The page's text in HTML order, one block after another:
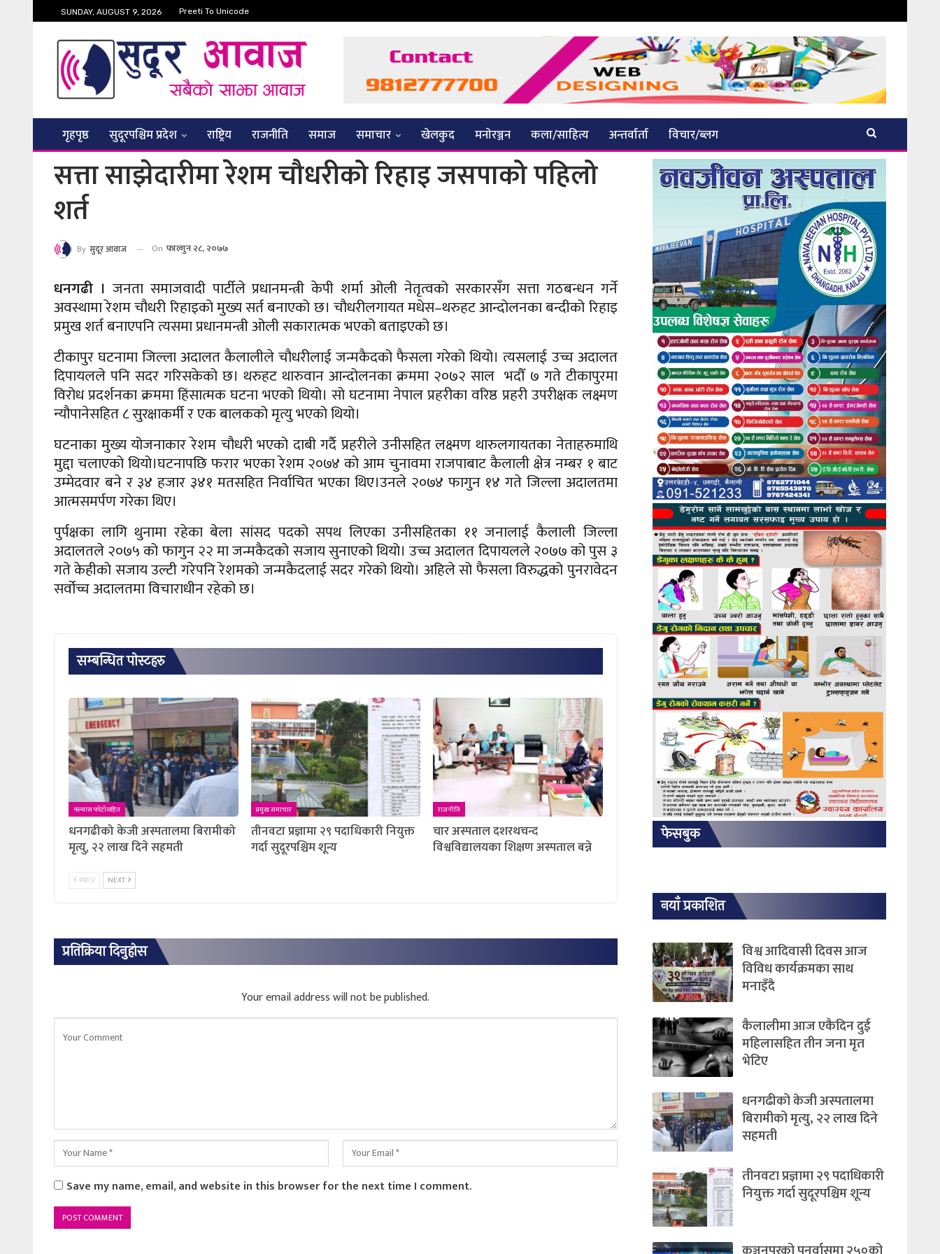
SUNDAY, AUGUST 9, 2026 Preeti To Unicode
गृहपृष्ठ सुदूरपश्चिम प्रदेश राष्ट्रिय राजनीति समाज समाचार खेलकुद मनाेरञ्जन कला/साहित्य अन्तर्वार्ता विचार/ब्लग
सत्ता साझेदारीमा रेशम चौधरीको रिहाइ जसपाको पहिलो
शर्त
By सुदूर आवाज On फाल्गुन २८, २०७७
धनगढी । जनता समाजवादी पार्टीले प्रधानमन्त्री केपी शर्मा ओली नेतृत्वको सरकारसँग सत्ता गठबन्धन गर्ने
अवस्थामा रेशम चौधरी रिहाइको मुख्य सर्त बनाएको छ। चाैधरीलगायत मधेस–थरुहट आन्दोलनका बन्दीको रिहाइ
प्रमुख शर्त बनाएपनि त्यसमा प्रधानमन्त्री ओली सकारात्मक भएको बताइएको छ।
टीकापुर घटनामा जिल्ला अदालत कैलालीले चौधरीलाई जन्मकैदको फैसला गरेको थियो। त्यसलाई उच्च अदालत
दिपायलले पनि सदर गरिसकेको छ।थरुहट थारुवान आन्दोलनका क्रममा २०७२ साल भदौँ ७ गते टीकापुरमा
विरोध प्रदर्शनका क्रममा हिंसात्मक घटना भएको थियो।सो घटनामा नेपाल प्रहरीका वरिष्ठ प्रहरी उपरीक्षक लक्ष्मण
न्यौपानेसहित ८ सुरक्षाकर्मी र एक बालकको मृत्यु भएको थियो।
घटनाका मुख्य योजनाकार रेशम चौधरी भएको दाबी गर्दै प्रहरीले उनीसहित लक्ष्मण थारुलगायतका नेताहरुमाथि
मुद्दा चलाएको थियो।घटनापछि फरार भएका रेशम २०७४ को आम चुनावमा राजपाबाट कैलाली क्षेत्र नम्बर १ बाट
उम्मेदवार बने र ३४ हजार ३४१ मतसहित निर्वाचित भएका थिए।उनले २०७४ फागुन १४ गते जिल्ला अदालतमा
आत्मसमर्पण गरेका थिए।
पुर्पक्षका लागि थुनामा रहेका बेला सांसद पदको सपथ लिएका उनीसहितका ११ जनालाई कैलाली जिल्ला
अदालतले २०७५ को फागुन २२ मा जन्मकैदको सजाय सुनाएको थियो। उच्च अदालत दिपायलले २०७७ को पुस ३
गते केहीको सजाय उल्टी गरेपनि रेशमको जन्मकैदलाई सदर गरेको थियो। अहिले सो फैसला विरुद्धको पुनरावेदन
सर्वोच्च अदालतमा विचाराधीन रहेको छ।
सम्बन्धित पाेस्टहरु
फ्ल्यास फाेटाेसहित
धनगढीको केजी अस्पतालमा बिरामीको
मृत्यु, २२ लाख दिने सहमती
प्रमुख समाचार
तीनवटा प्रज्ञामा २९ पदाधिकारी नियुक्त
गर्दा सुदूरपश्चिम शून्य
राजनीति
चार अस्पताल दशरथचन्द
विश्वविद्यालयका शिक्षण अस्पताल बन्ने
PREV NEXT
प्रतिक्रिया दिनुहोस
Your email address will not be published.
Save my name, email, and website in this browser for the next time I comment.
फेसबुक
नयाँ प्रकाशित
विश्व आदिवासी दिवस आज
विविध कार्यक्रमका साथ
मनाइँदै
कैलालीमा आज एकैदिन दुई
महिलासहित तीन जना मृत
भेटिए
धनगढीको केजी अस्पतालमा
बिरामीको मृत्यु, २२ लाख दिने
सहमती
तीनवटा प्रज्ञामा २९ पदाधिकारी
नियुक्त गर्दा सुदूरपश्चिम शून्य